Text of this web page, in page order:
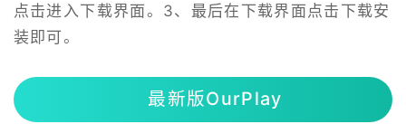
点击进入下载界面。3、最后在下载界面点击下载安
装即可。
最新版OurPlay